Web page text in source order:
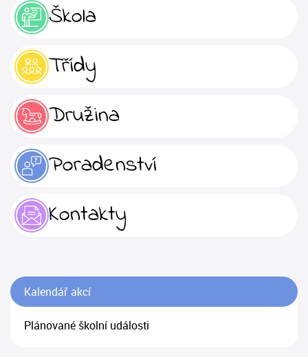
Škola
Třídy
Družina
Poradenství
Kontakty
Kalendář akcí
Plánované školní události